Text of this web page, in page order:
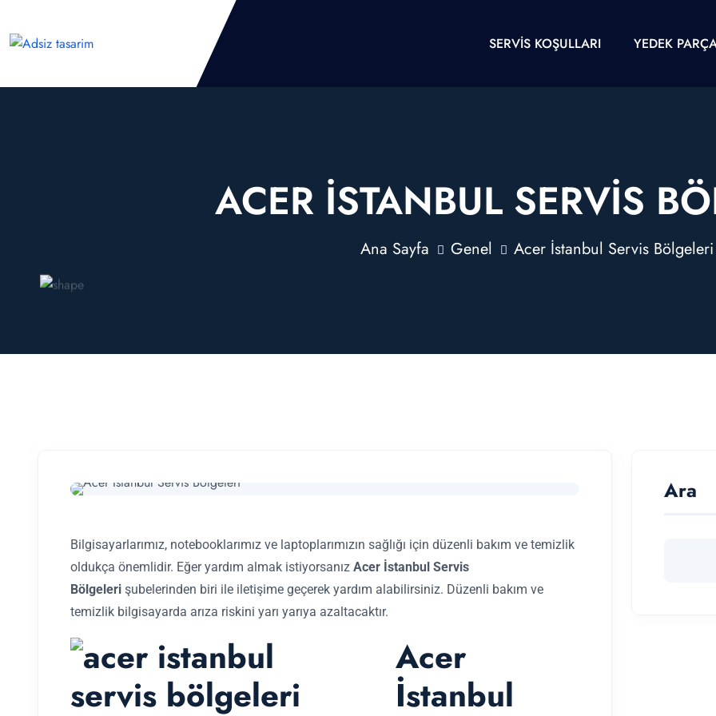
SERVIS KOŞULLARI YEDEK
ACER İSTANBUL SERVIS
Ana Sayfa Genel Acer İstanbul Servis Bölgeleri
Bilgisayarlarımız, notebooklarımız ve laptoplarımızın sağlığı için düzenli bakım ve temizlik
oldukça önemlidir. Eğer yardım almak istiyorsanız Acer İstanbul Servis
Bölgeleri şubelerinden biri ile iletişime geçerek yardım alabilirsiniz. Düzenli bakım ve
temizlik bilgisayarda arıza riskini yarı yarıya azaltacaktır.
Acer
İstanbul
Ara